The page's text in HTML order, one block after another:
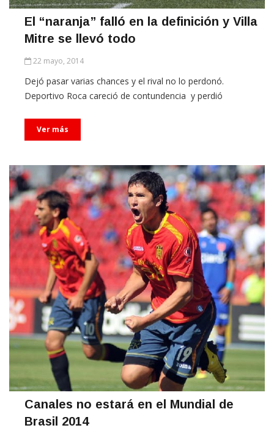
El “naranja” falló en la definición y Villa
Mitre se llevó todo
Dejó pasar varias chances y el rival no lo perdonó.
Deportivo Roca careció de contundencia y perdió
Canales no estará en el Mundial de
Brasil 2014